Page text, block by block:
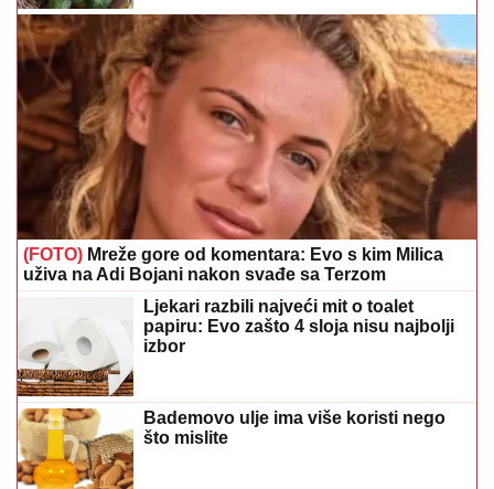
(FOTO)Mreže gore od komentara: Evo s kim Milica
uživa na Adi Bojani nakon svađe sa Terzom
Ljekari razbili najveći mit o toalet
papiru: Evo zašto 4 sloja nisu najbolji
izbor